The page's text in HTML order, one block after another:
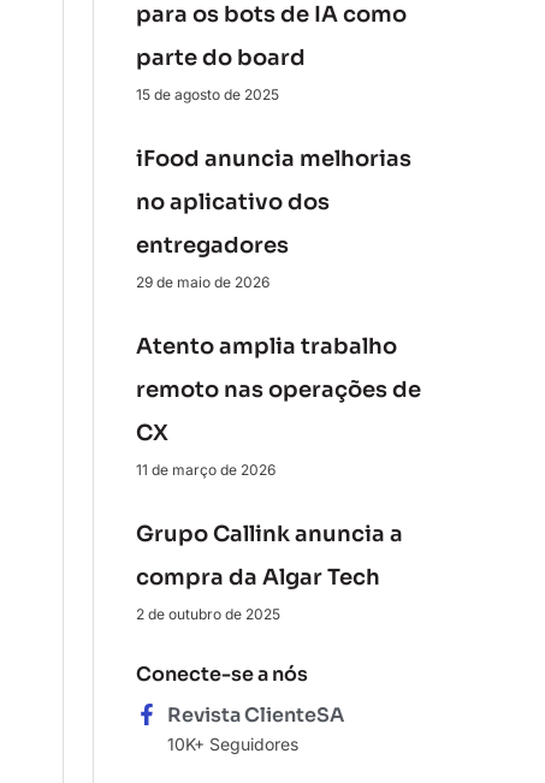
para os bots de IA como
parte do board
15 de agosto de 2025
iFood anuncia melhorias
no aplicativo dos
entregadores
29 de maio de 2026
Atento amplia trabalho
remoto nas operações de
CX
11 de março de 2026
Grupo Callink anuncia a
compra da Algar Tech
2 de outubro de 2025
Conecte-se a nós
Revista ClienteSA
10K+ Seguidores